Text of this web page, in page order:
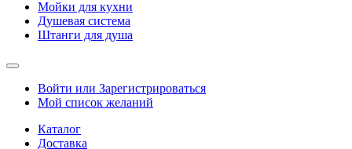
Мойки для кухни
Душевая система
Штанги для душа
Войти или Зарегистрироваться
Мой список желаний
Каталог
Доставка